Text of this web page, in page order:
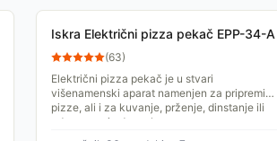
Iskra Električni pizza pekač EPP-34-A
(63)
Električni pizza pekač je u stvari
višenamenski aparat namenjen za pripremi
pizze, ali i za kuvanje, prženje, dinstanje ili
odmrzavanje druge hrane.